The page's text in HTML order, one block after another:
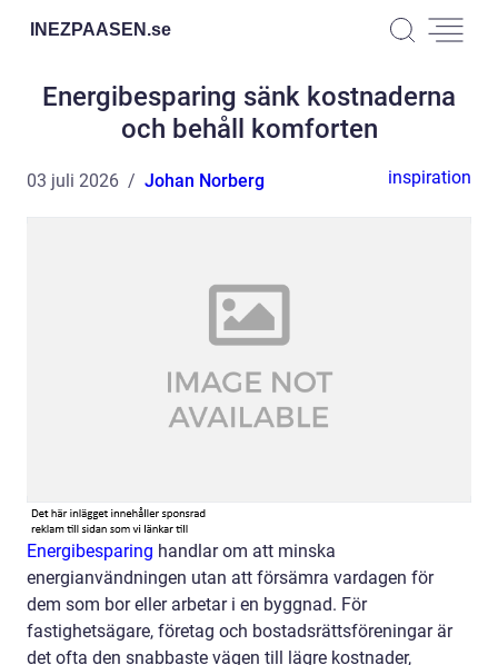
INEZPAASEN.se
Energibesparing sänk kostnaderna
och behåll komforten
03 juli 2026 Johan Norberg inspiration
Energibesparing handlar om att minska
energianvändningen utan att försämra vardagen för
dem som bor eller arbetar i en byggnad. För
fastighetsägare, företag och bostadsrättsföreningar är
det ofta den snabbaste vägen till lägre kostnader,